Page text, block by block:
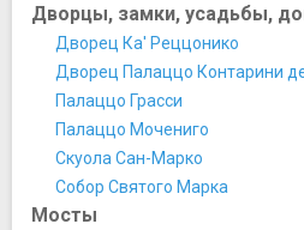
Дворцы, замки, усадьбы,
Дворец Ка' Реццонико
Дворец Палаццо Контарини
Палаццо Грасси
Палаццо Мочениго
Скуола Сан-Марко
Собор Святого Марка
Мосты